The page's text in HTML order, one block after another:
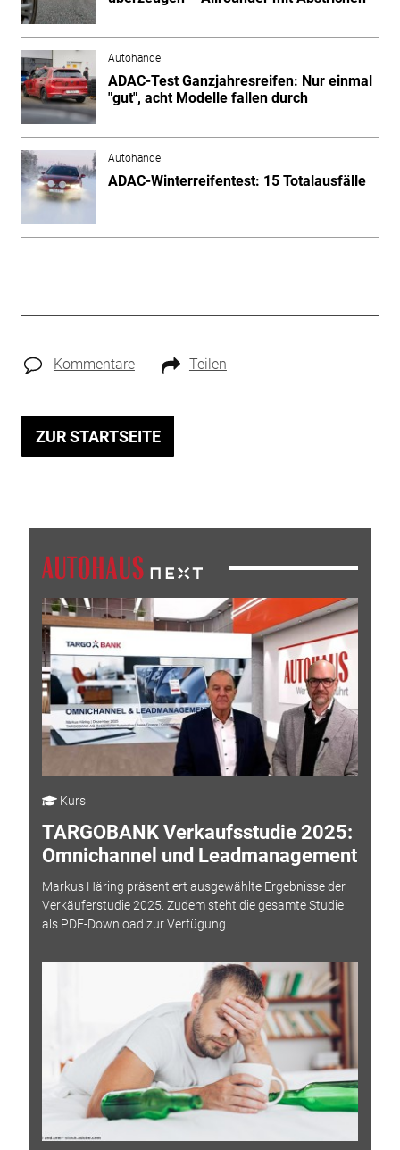
Autohandel
ADAC-Test Ganzjahresreifen: Nur einmal
"gut", acht Modelle fallen durch
Autohandel
ADAC-Winterreifentest: 15 Totalausfälle
Kommentare Teilen
ZUR STARTSEITE
Kurs
TARGOBANK Verkaufsstudie 2025:
Omnichannel und Leadmanagement
Markus Häring präsentiert ausgewählte Ergebnisse der
Verkäuferstudie 2025. Zudem steht die gesamte Studie
als PDF-Download zur Verfügung.